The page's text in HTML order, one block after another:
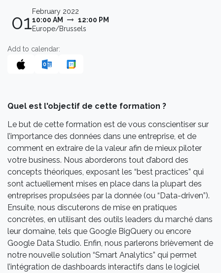
01February 2022
10:00 AM
12:00 PM
Europe/Brussels
Add to calendar:
Quel est l'objectif de cette formation ?
Le but de cette formation est de vous conscientiser sur
l’importance des données dans une entreprise, et de
comment en extraire de la valeur afin de mieux piloter
votre business. Nous aborderons tout d’abord des
concepts théoriques, exposant les “best practices” qui
sont actuellement mises en place dans la plupart des
entreprises propulsées par la donnée (ou “Data-driven”).
Ensuite, nous discuterons de mise en pratiques
concrètes, en utilisant des outils leaders du marché dans
leur domaine, tels que Google BigQuery ou encore
Google Data Studio. Enfin, nous parlerons brièvement de
notre nouvelle solution “Smart Analytics” qui permet
l’intégration de dashboards interactifs dans le logiciel